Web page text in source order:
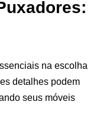
na escolha
detalhes podem
seus móveis